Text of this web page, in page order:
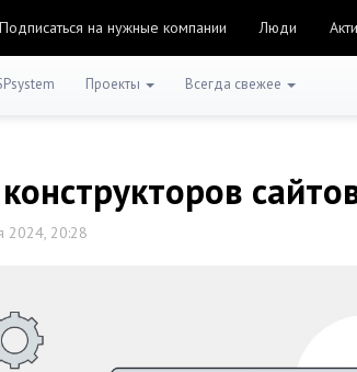
Подписаться на нужные компании Люди
Проекты Всегда свежее
2024, 20:28